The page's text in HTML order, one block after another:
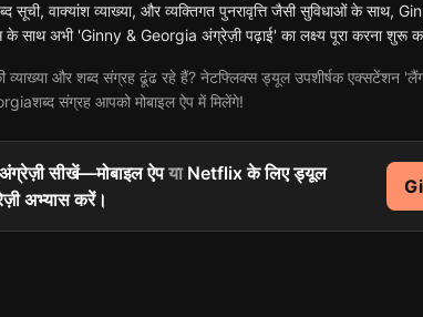
वाक्यांश व्याख्या, और व्यक्तिगत पुनरावृत्ति जैसी सुविधाओं के साथ,
साथ अभी 'Ginny & Georgia अंग्रेज़ी पढ़ाई' का लक्ष्य पूरा करना शुरू
और शब्द संग्रह ढूंढ रहे हैं? नेटफ्लिक्स ड्यूल उपशीर्षक एक्सटेंशन
संग्रह आपको मोबाइल ऐप में मिलेंगे!
सीखें—मोबाइल ऐपयाNetflix के लिए ड्यूल
अभ्यास करें।